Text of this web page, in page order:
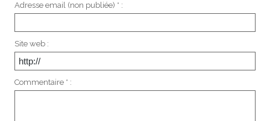
Adresse email (non publiée) * :
Site web :
Commentaire * :